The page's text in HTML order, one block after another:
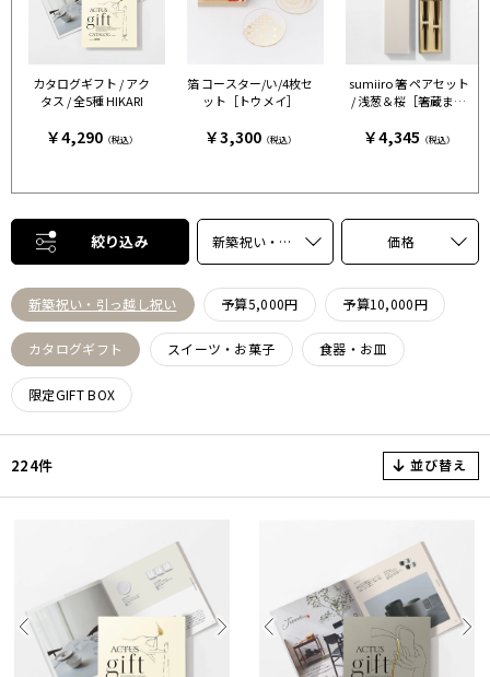
カタログギフト / アク
タス / 全5種 HIKARI
￥4,290（税込）
箔 コースター/い/4枚セ
ット［トウメイ］
￥3,300（税込）
sumiiro 箸 ペアセット
/ 浅葱＆桜［箸蔵まつ
￥4,345 （税込）
絞り込み 新築祝い・引っ越し祝い 価格
新築祝い・引っ越し祝い 予算5,000円 予算10,000円
カタログギフト スイーツ・お菓子 食器・お皿
限定GIFT BOX
224件 並び替え